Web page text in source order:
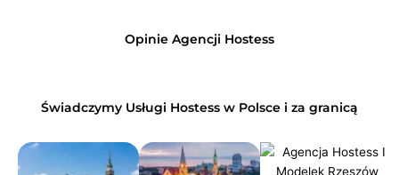
Opinie Agencji Hostess
Świadczymy Usługi Hostess w Polsce i za granicą